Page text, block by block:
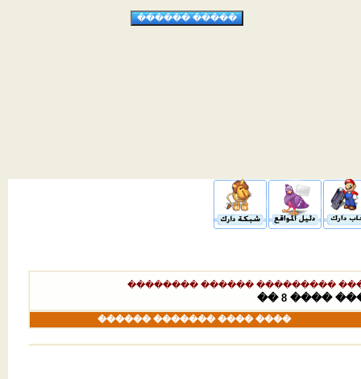
��� ���������� ��������
���� ���� ������� ������